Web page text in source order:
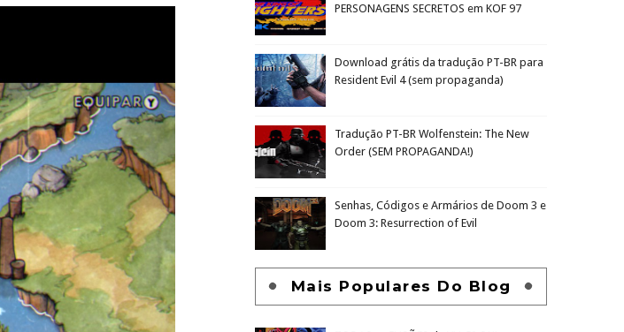
PERSONAGENS SECRETOS em KOF 97
Download grátis da tradução PT-BR para
Resident Evil 4 (sem propaganda)
Tradução PT-BR Wolfenstein: The New
Order (SEM PROPAGANDA!)
Senhas, Códigos e Armários de Doom 3 e
Doom 3: Resurrection of Evil
Mais Populares Do Blog